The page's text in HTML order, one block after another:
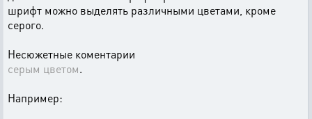
шрифт можно выделять различными цветами, кроме
серого.
Несюжетные коментарии
серым цветом.
Например: